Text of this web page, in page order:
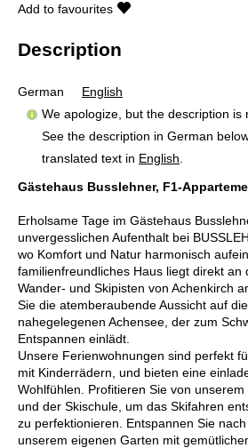
Add to favourites
Description
German
English
We apologize, but the description is
See the description in German
translated text in English
Gästehaus Busslehner, F1-
Erholsame Tage im Gästehaus
unvergesslichen Aufenthalt bei
wo Komfort und Natur harmonisch
familienfreundliches Haus liegt direkt an
Wander- und Skipisten von Achenkirch
Sie die atemberaubende Aussicht auf
nahegelegenen Achensee, der zum
Entspannen einlädt.
Unsere Ferienwohnungen sind perfekt
mit Kinderrädern, und bieten eine
Wohlfühlen. Profitieren Sie von
und der Skischule, um das Skifahren
zu perfektionieren. Entspannen Sie
unserem eigenen Garten mit